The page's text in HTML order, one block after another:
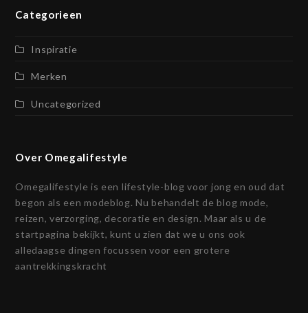
Categorieen
Inspiratie
Merken
Uncategorized
Over Omegalifestyle
Omegalifestyle is een lifestyle-blog voor jong en oud dat
begon als een modeblog. Nu behandelt de blog mode,
reizen, verzorging, decoratie en design. Maar als u de
startpagina bekijkt, kunt u zien dat we u ons ook
alledaagse dingen focussen voor een grotere
aantrekkingskracht